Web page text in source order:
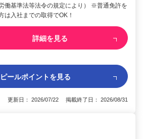
働基準法等法令の規定により） ※普通免許を
は入社までの取得でOK！
詳細を見る
ールポイントを見る
更新日： 2026/07/22 掲載終了日： 2026/08/31